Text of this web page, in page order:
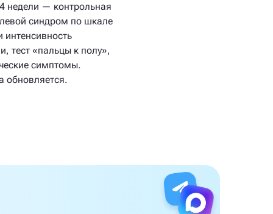
недели — контрольная
синдром по шкале
интенсивность
тест «пальцы к полу»,
симптомы.
обновляется.